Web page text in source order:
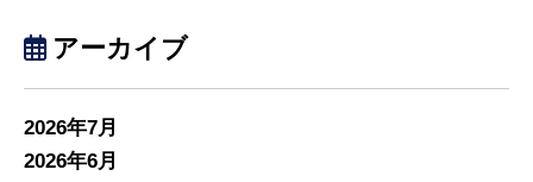
アーカイブ
2026年7月
2026年6月